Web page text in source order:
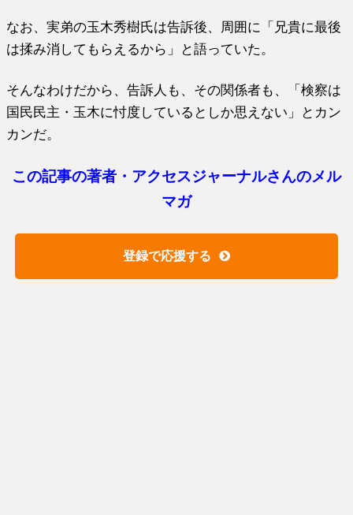
なお、実弟の玉木秀樹氏は告訴後、周囲に「兄貴に最後
は揉み消してもらえるから」と語っていた。
そんなわけだから、告訴人も、その関係者も、「検察は
国民民主・玉木に忖度しているとしか思えない」とカン
カンだ。
この記事の著者・アクセスジャーナルさんのメル
マガ
登録で応援する